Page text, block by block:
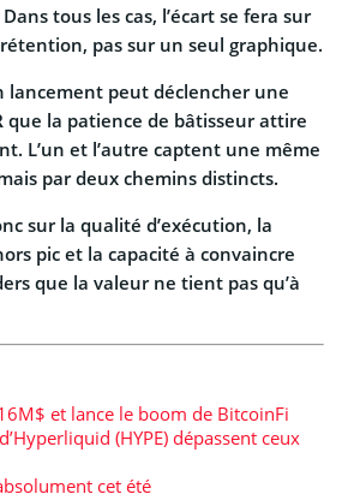
Dans tous les cas, l’écart se fera sur
pas sur un seul graphique.
lancement peut déclencher une
que la patience de bâtisseur attire
L’un et l’autre captent une même
par deux chemins distincts.
sur la qualité d’exécution, la
pic et la capacité à convaincre
que la valeur ne tient pas qu’à
et lance le boom de BitcoinFi
(HYPE) dépassent ceux
cet été